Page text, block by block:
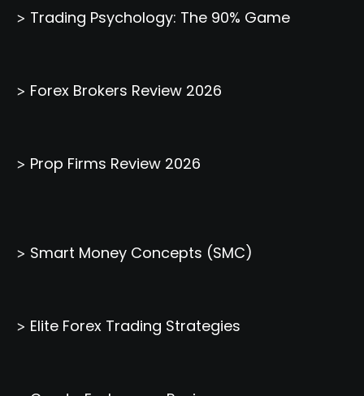
> Trading Psychology: The 90% Game
> Forex Brokers Review 2026
> Prop Firms Review 2026
> Smart Money Concepts (SMC)
> Elite Forex Trading Strategies